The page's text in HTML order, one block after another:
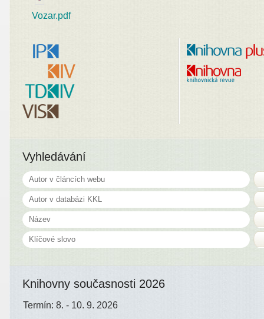
Vozar.pdf
Vyhledávání
Knihovny současnosti 2026
Termín: 8. - 10. 9. 2026